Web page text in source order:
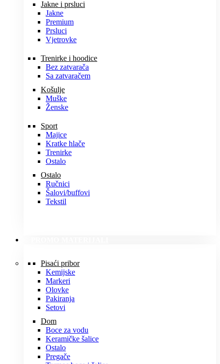
Jakne i prsluci
Jakne
Premium
Prsluci
Vjetrovke
Trenirke i hoodice
Bez zatvarača
Sa zatvaračem
Košulje
Muške
Ženske
Sport
Majice
Kratke hlače
Trenirke
Ostalo
Ostalo
Ručnici
Šalovi/buffovi
Tekstil
Pisaći pribor
Kemijske
Markeri
Olovke
Pakiranja
Setovi
Dom
Boce za vodu
Keramičke šalice
Ostalo
Pregače